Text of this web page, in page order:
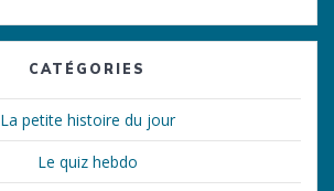
CATÉGORIES
La petite histoire du jour
Le quiz hebdo